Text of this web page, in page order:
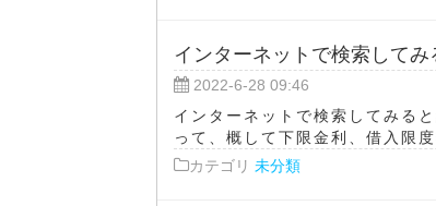
インターネットで検索して
2022-6-28 09:46
インターネットで検索してみる
って、概して下限金利、借入限
カテゴリ 未分類